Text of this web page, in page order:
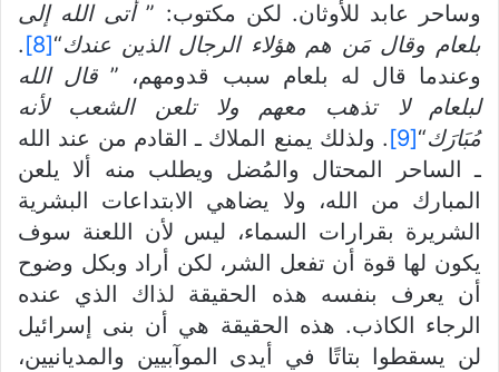
وساحر عابد للأوثان. لكن مكتوب: ”أتى الله إلى
بلعام وقال مَن هم هؤلاء الرجال الذين عندك“
[8]
.
وعندما قال له بلعام سبب قدومهم، ” قال الله
لبلعام لا تذهب معهم ولا تلعن الشعب لأنه
مُبَارَك“
[9]
. ولذلك يمنع الملاك ـ القادم من عند الله
ـ الساحر المحتال والمُضل ويطلب منه ألا يلعن
المبارك من الله، ولا يضاهي الابتداعات البشرية
الشريرة بقرارات السماء، ليس لأن اللعنة سوف
يكون لها قوة أن تفعل الشر، لكن أراد وبكل وضوح
أن يعرف بنفسه هذه الحقيقة لذاك الذي عنده
الرجاء الكاذب. هذه الحقيقة هي أن بنى إسرائيل
لن يسقطوا بتاتًا في أيدى الموآبيين والمديانيين،